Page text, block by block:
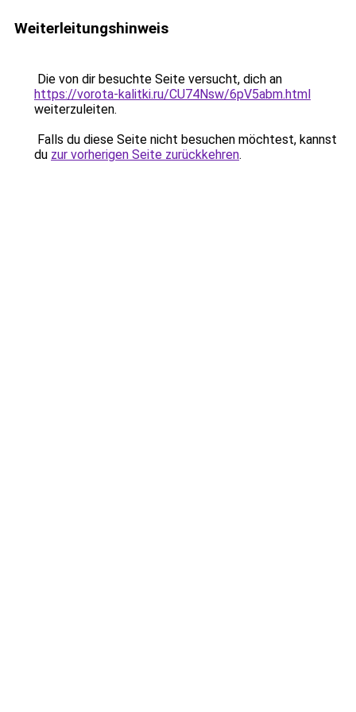
Weiterleitungshinweis
Die von dir besuchte Seite versucht, dich an
https://vorota-kalitki.ru/CU74Nsw/6pV5abm.html
weiterzuleiten.
Falls du diese Seite nicht besuchen möchtest, kannst
du zur vorherigen Seite zurückkehren.